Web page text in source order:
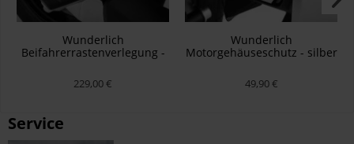
Wunderlich
Beifahrerrastenverlegung -
229,00 €
Wunderlich
Motorgehäuseschutz - silber
49,90 €
Service